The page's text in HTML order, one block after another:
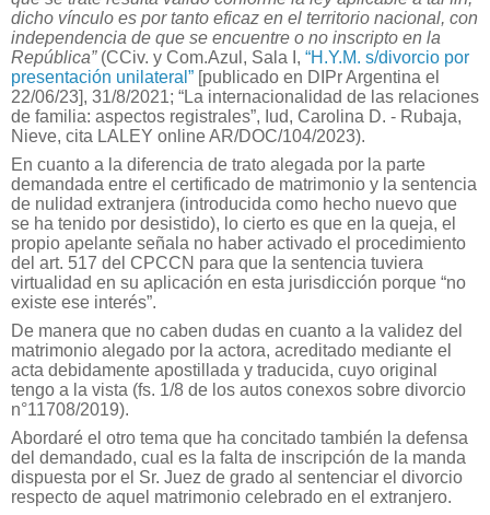
dicho vínculo es por tanto eficaz en el territorio nacional, con
independencia de que se encuentre o no inscripto en la
República” (CCiv. y Com.Azul, Sala I, “H.Y.M. s/divorcio por
presentación unilateral” [publicado en DIPr Argentina el
22/06/23], 31/8/2021; “La internacionalidad de las relaciones
de familia: aspectos registrales”, Iud, Carolina D. - Rubaja,
Nieve, cita LALEY online AR/DOC/104/2023).
En cuanto a la diferencia de trato alegada por la parte
demandada entre el certificado de matrimonio y la sentencia
de nulidad extranjera (introducida como hecho nuevo que
se ha tenido por desistido), lo cierto es que en la queja, el
propio apelante señala no haber activado el procedimiento
del art. 517 del CPCCN para que la sentencia tuviera
virtualidad en su aplicación en esta jurisdicción porque “no
existe ese interés”.
De manera que no caben dudas en cuanto a la validez del
matrimonio alegado por la actora, acreditado mediante el
acta debidamente apostillada y traducida, cuyo original
tengo a la vista (fs. 1/8 de los autos conexos sobre divorcio
n°11708/2019).
Abordaré el otro tema que ha concitado también la defensa
del demandado, cual es la falta de inscripción de la manda
dispuesta por el Sr. Juez de grado al sentenciar el divorcio
respecto de aquel matrimonio celebrado en el extranjero.